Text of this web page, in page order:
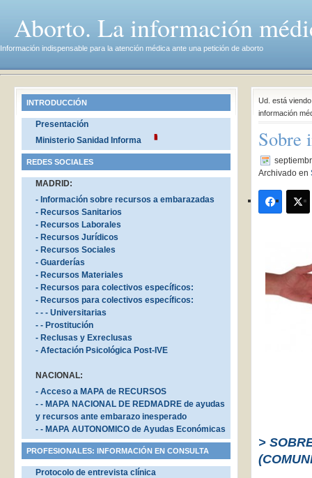
Aborto. La información
Información indispensable para la atención médica ante una petición de aborto
Ud. está
información
Sobre
Archivado en
>
INTRODUCCIÓN
Presentación
Ministerio Sanidad Informa
REDES SOCIALES
MADRID:
- Información sobre recursos a embarazadas
- Recursos Sanitarios
- Recursos Laborales
- Recursos Jurídicos
- Recursos Sociales
- Guarderías
- Recursos Materiales
- Recursos para colectivos específicos:
- Recursos para colectivos específicos:
- - - Universitarias
- - Prostitución
- Reclusas y Exreclusas
- Afectación Psicológica Post-IVE
NACIONAL:
- Acceso a MAPA de RECURSOS
- - MAPA NACIONAL DE REDMADRE de ayudas
y recursos ante embarazo inesperado
- - MAPA AUTONOMICO de Ayudas Económicas
PROFESIONALES: INFORMACIÓN EN CONSULTA
Protocolo de entrevista clínica